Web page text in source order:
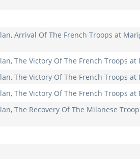
Arrival Of The French Troops at
The Victory Of The French Troops
The Victory Of The French Troops
The Victory Of The French Troops
The Recovery Of The Milanese